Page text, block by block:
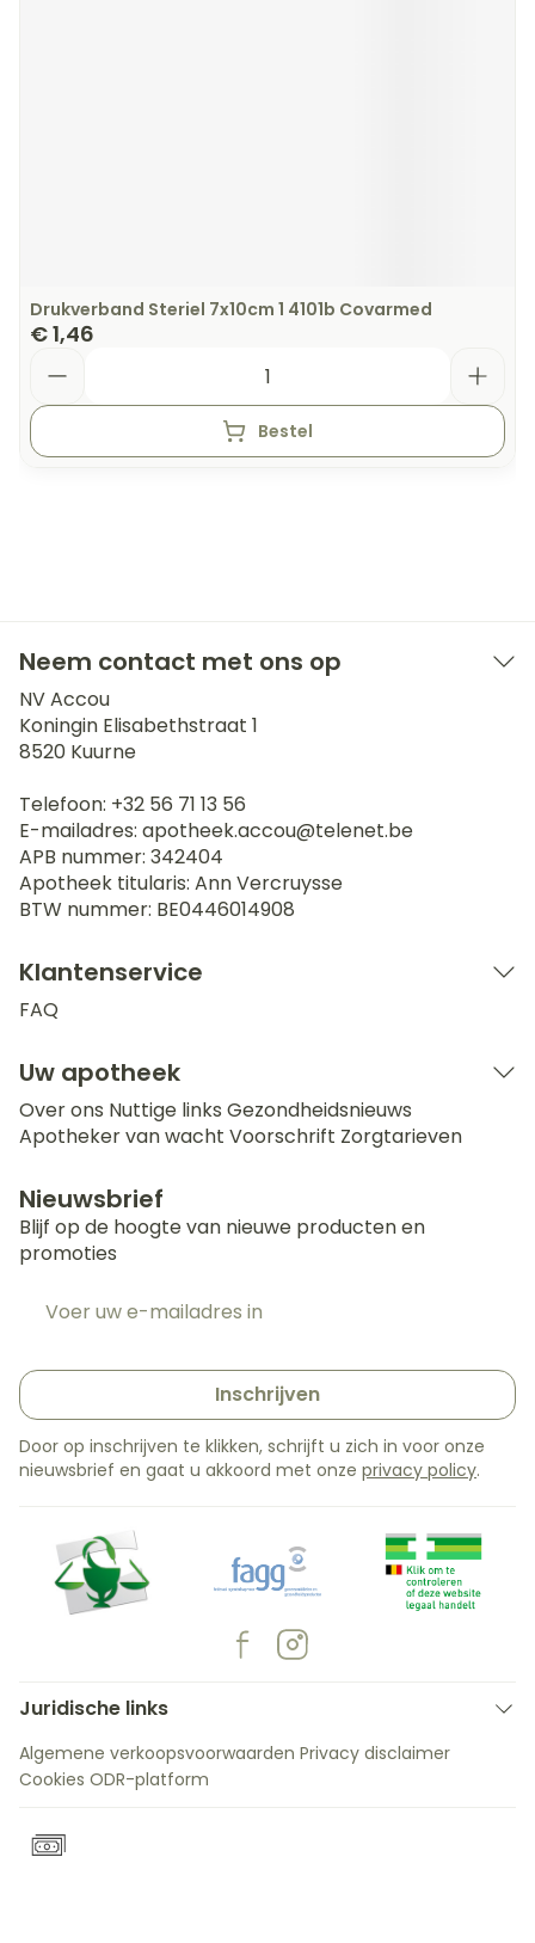
Drukverband Steriel 7x10cm 1 4101b Covarmed
€ 1,46
Bestel
Neem contact met ons op
NV Accou
Koningin Elisabethstraat 1
8520 Kuurne
Telefoon: +32 56 71 13 56
E-mailadres: apotheek.accou@telenet.be
APB nummer: 342404
Apotheek titularis: Ann Vercruysse
BTW nummer: BE0446014908
Klantenservice
FAQ
Uw apotheek
Over ons Nuttige links Gezondheidsnieuws
Apotheker van wacht Voorschrift Zorgtarieven
Nieuwsbrief
Blijf op de hoogte van nieuwe producten en
promoties
Inschrijven
Door op inschrijven te klikken, schrijft u zich in voor onze
nieuwsbrief en gaat u akkoord met onze privacy policy.
Juridische links
Algemene verkoopsvoorwaarden Privacy disclaimer
Cookies ODR-platform